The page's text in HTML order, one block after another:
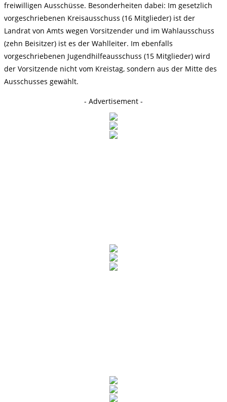
freiwilligen Ausschüsse. Besonderheiten dabei: Im gesetzlich
vorgeschriebenen Kreisausschuss (16 Mitglieder) ist der
Landrat von Amts wegen Vorsitzender und im Wahlausschuss
(zehn Beisitzer) ist es der Wahlleiter. Im ebenfalls
vorgeschriebenen Jugendhilfeausschuss (15 Mitglieder) wird
der Vorsitzende nicht vom Kreistag, sondern aus der Mitte des
Ausschusses gewählt.
- Advertisement -